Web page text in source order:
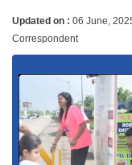
Updated on : 06 June,
Correspondent